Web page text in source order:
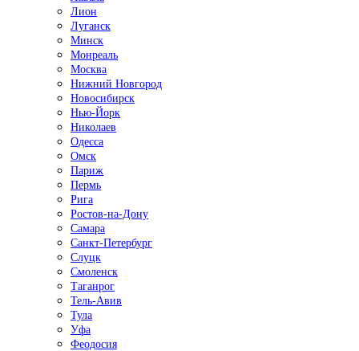
Лион
Луганск
Минск
Монреаль
Москва
Нижний Новгород
Новосибирск
Нью-Йорк
Николаев
Одесса
Омск
Париж
Пермь
Рига
Ростов-на-Дону
Самара
Санкт-Петербург
Слуцк
Смоленск
Таганрог
Тель-Авив
Тула
Уфа
Феодосия